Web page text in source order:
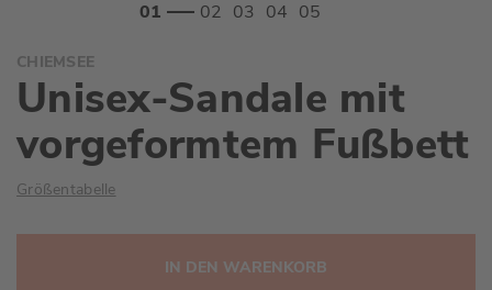
Anfang
der
Bildgalerie
CHIEMSEE
Unisex-Sandale mit
vorgeformtem Fußbett
Größentabelle
IN DEN WARENKORB